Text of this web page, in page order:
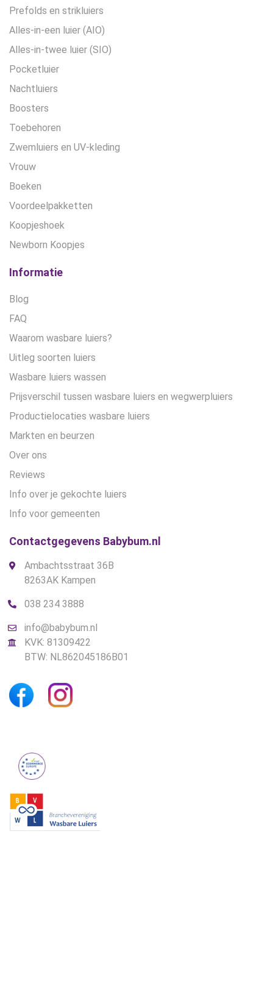
Prefolds en strikluiers
Alles-in-een luier (AIO)
Alles-in-twee luier (SIO)
Pocketluier
Nachtluiers
Boosters
Toebehoren
Zwemluiers en UV-kleding
Vrouw
Boeken
Voordeelpakketten
Koopjeshoek
Newborn Koopjes
Informatie
Blog
FAQ
Waarom wasbare luiers?
Uitleg soorten luiers
Wasbare luiers wassen
Prijsverschil tussen wasbare luiers en wegwerpluiers
Productielocaties wasbare luiers
Markten en beurzen
Over ons
Reviews
Info over je gekochte luiers
Info voor gemeenten
Contactgegevens Babybum.nl
Ambachtsstraat 36B
8263AK Kampen
038 234 3888
info@babybum.nl
KVK: 81309422
BTW: NL862045186B01